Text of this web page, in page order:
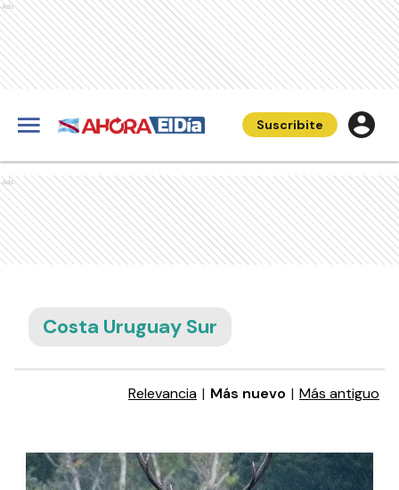
Ads
Suscribite
Ads
Costa Uruguay Sur
Relevancia | Más nuevo | Más antiguo